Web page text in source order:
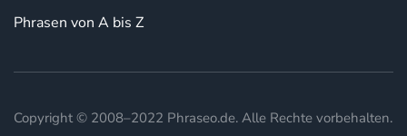
Phrasen von A bis Z
Copyright © 2008–2022 Phraseo.de. Alle Rechte vorbehalten.